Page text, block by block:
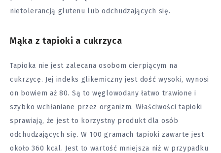
nietolerancją glutenu lub odchudzających się.
Mąka z tapioki a cukrzyca
Tapioka nie jest zalecana osobom cierpiącym na
cukrzycę. Jej indeks glikemiczny jest dość wysoki, wynosi
on bowiem aż 80. Są to węglowodany łatwo trawione i
szybko wchłaniane przez organizm. Właściwości tapioki
sprawiają, że jest to korzystny produkt dla osób
odchudzających się. W 100 gramach tapioki zawarte jest
około 360 kcal. Jest to wartość mniejsza niż w przypadku